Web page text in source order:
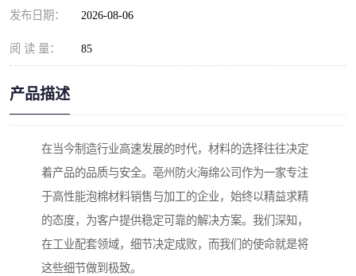
发布日期： 2026-08-06
阅 读 量： 85
产品描述
在当今制造行业高速发展的时代，材料的选择往往决定
着产品的品质与安全。亳州防火海绵公司作为一家专注
于高性能泡棉材料销售与加工的企业，始终以精益求精
的态度，为客户提供稳定可靠的解决方案。我们深知，
在工业配套领域，细节决定成败，而我们的使命就是将
这些细节做到极致。